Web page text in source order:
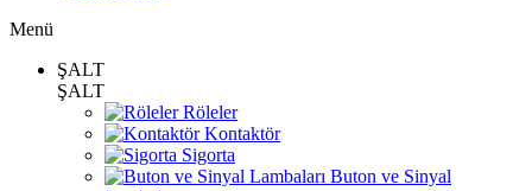
Menü
ŞALT
ŞALT
Röleler
Kontaktör
Sigorta
Buton ve Sinyal